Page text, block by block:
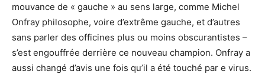
mouvance de « gauche » au sens large, comme Michel
Onfray philosophe, voire d’extrême gauche, et d’autres
sans parler des officines plus ou moins obscurantistes –
s’est engouffrée derrière ce nouveau champion. Onfray a
aussi changé d’avis une fois qu’il a été touché par e virus.